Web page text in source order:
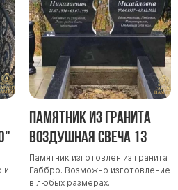
в виде гитары
комбинированные
цветного гранита
красные
красно-черные
коричневые
серые
зеленые
Дымовского гранита
и
Памятник из гранита
Воздушная свеча 13
Памятник изготовлен из гранита
Габбро. Возможно изготовление
в любых размерах.